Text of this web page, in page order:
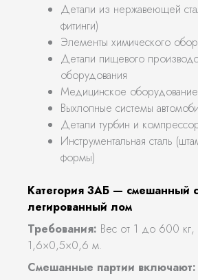
Детали из нержавеющей
фитинги)
Элементы химического
Детали пищевого
оборудования
Медицинское
Выхлопные системы
Детали турбин и
Инструментальная сталь
формы)
Категория 3АБ — смешанный
легированный лом
Требования: Вес от 1 до 600 кг,
1,6×0,5×0,6 м.
Смешанные партии включают: